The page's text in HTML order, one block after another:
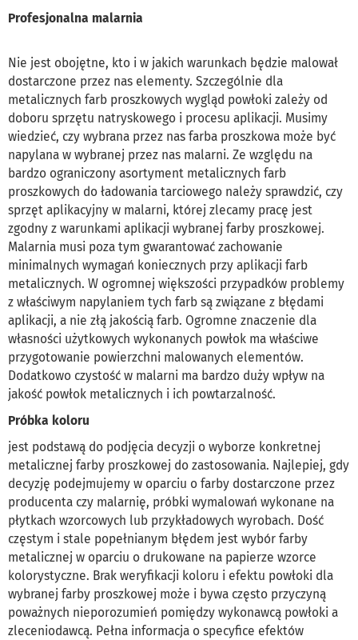
Profesjonalna malarnia
Nie jest obojętne, kto i w jakich warunkach będzie malował
dostarczone przez nas elementy. Szczególnie dla
metalicznych farb proszkowych wygląd powłoki zależy od
doboru sprzętu natryskowego i procesu aplikacji. Musimy
wiedzieć, czy wybrana przez nas farba proszkowa może być
napylana w wybranej przez nas malarni. Ze względu na
bardzo ograniczony asortyment metalicznych farb
proszkowych do ładowania tarciowego należy sprawdzić, czy
sprzęt aplikacyjny w malarni, której zlecamy pracę jest
zgodny z warunkami aplikacji wybranej farby proszkowej.
Malarnia musi poza tym gwarantować zachowanie
minimalnych wymagań koniecznych przy aplikacji farb
metalicznych. W ogromnej większości przypadków problemy
z właściwym napylaniem tych farb są związane z błędami
aplikacji, a nie złą jakością farb. Ogromne znaczenie dla
własności użytkowych wykonanych powłok ma właściwe
przygotowanie powierzchni malowanych elementów.
Dodatkowo czystość w malarni ma bardzo duży wpływ na
jakość powłok metalicznych i ich powtarzalność.
Próbka koloru
jest podstawą do podjęcia decyzji o wyborze konkretnej
metalicznej farby proszkowej do zastosowania. Najlepiej, gdy
decyzję podejmujemy w oparciu o farby dostarczone przez
producenta czy malarnię, próbki wymalowań wykonane na
płytkach wzorcowych lub przykładowych wyrobach. Dość
częstym i stale popełnianym błędem jest wybór farby
metalicznej w oparciu o drukowane na papierze wzorce
kolorystyczne. Brak weryfikacji koloru i efektu powłoki dla
wybranej farby proszkowej może i bywa często przyczyną
poważnych nieporozumień pomiędzy wykonawcą powłoki a
zleceniodawcą. Pełna informacja o specyfice efektów